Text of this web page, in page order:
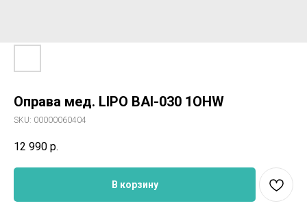
Оправа мед. LIPO BAI-030 1OHW
SKU: 00000060404
12 990 р.
В корзину